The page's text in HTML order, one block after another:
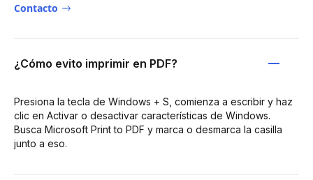
Contacto
¿Cómo evito imprimir en PDF?
Presiona la tecla de Windows + S, comienza a escribir y haz
clic en Activar o desactivar características de Windows.
Busca Microsoft Print to PDF y marca o desmarca la casilla
junto a eso.